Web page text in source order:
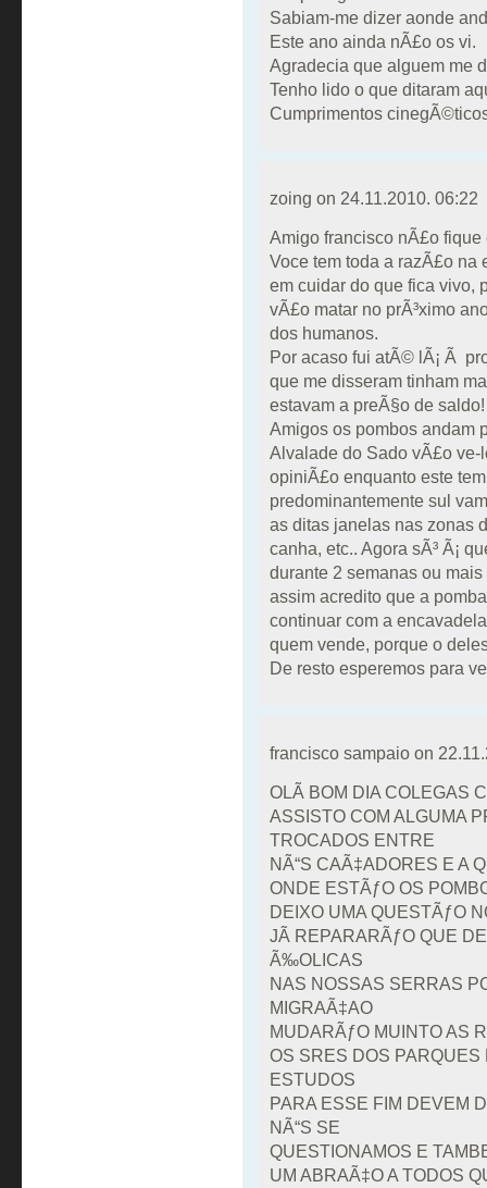
Sabiam-me dizer aonde
Este ano ainda nÃ£o os vi.
Agradecia que alguem me
Tenho lido o que ditaram
Cumprimentos
zoing on 24.11.2010. 06:22
Amigo francisco nÃ£o
Voce tem toda a razÃ£o na
em cuidar do que fica vivo,
vÃ£o matar no prÃ³ximo
dos humanos.
Por acaso fui atÃ© lÃ¡ Ã
que me disseram tinham
estavam a preÃ§o de saldo!
Amigos os pombos andam
Alvalade do Sado vÃ£o ve-
opiniÃ£o enquanto este
predominantemente sul
as ditas janelas nas zonas
canha, etc.. Agora sÃ³ Ã¡
durante 2 semanas ou
assim acredito que a
continuar com a
quem vende, porque o deles
De resto esperemos para
francisco sampaio on
OLÃ BOM DIA COLEGAS
ASSISTO COM ALGUMA
TROCADOS ENTRE
NÃ“S CAÃ‡ADORES E A
ONDE ESTÃƒO OS
DEIXO UMA QUESTÃƒO
JÃ REPARARÃƒO QUE
Ã‰OLICAS
NAS NOSSAS SERRAS
MIGRAÃ‡AO
MUDARÃƒO MUINTO AS
OS SRES DOS
ESTUDOS
PARA ESSE FIM DEVEM
NÃ“S SE
QUESTIONAMOS E
UM ABRAÃ‡O A TODOS